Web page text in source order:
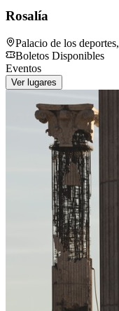
Rosalía
Palacio de los deportes,
Boletos Disponibles
Eventos
Ver lugares